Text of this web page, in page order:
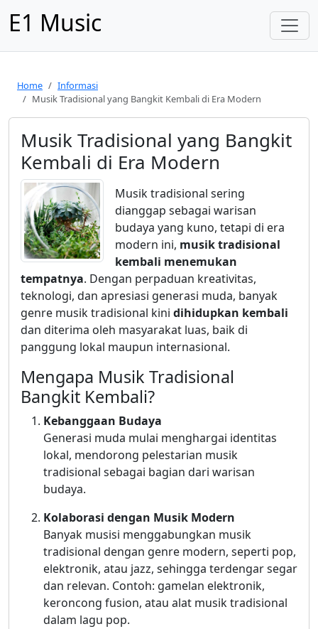
E1 Music
Home
Informasi
Musik Tradisional yang Bangkit Kembali di Era Modern
Musik Tradisional yang Bangkit
Kembali di Era Modern
Musik tradisional sering
dianggap sebagai warisan
budaya yang kuno, tetapi di era
modern ini, musik tradisional
kembali menemukan
tempatnya. Dengan perpaduan kreativitas,
teknologi, dan apresiasi generasi muda, banyak
genre musik tradisional kini dihidupkan kembali
dan diterima oleh masyarakat luas, baik di
panggung lokal maupun internasional.
Mengapa Musik Tradisional
Bangkit Kembali?
Kebanggaan Budaya
Generasi muda mulai menghargai identitas
lokal, mendorong pelestarian musik
tradisional sebagai bagian dari warisan
budaya.
Kolaborasi dengan Musik Modern
Banyak musisi menggabungkan musik
tradisional dengan genre modern, seperti pop,
elektronik, atau jazz, sehingga terdengar segar
dan relevan. Contoh: gamelan elektronik,
keroncong fusion, atau alat musik tradisional
dalam lagu pop.